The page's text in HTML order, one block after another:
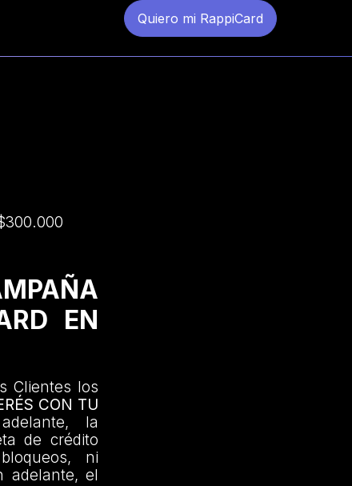
Quiero mi RappiCard
EN
Clientes los
CON TU
la
de crédito
ni
adelante, el